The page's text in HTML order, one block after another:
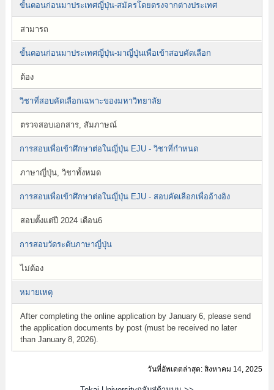
ขั้นตอนก่อนมาประเทศญี่ปุ่น-สมัครโดยตรงจากต่างประเทศ
สามารถ
ขั้นตอนก่อนมาประเทศญี่ปุ่น-มาญี่ปุ่นเพื่อเข้าสอบคัดเลือก
ต้อง
วิชาที่สอบคัดเลือกเฉพาะของมหาวิทยาลัย
ตรวจสอบเอกสาร, สัมภาษณ์
การสอบเพื่อเข้าศึกษาต่อในญี่ปุ่น EJU - วิชาที่กำหนด
ภาษาญี่ปุ่น, วิชาทั้งหมด
การสอบเพื่อเข้าศึกษาต่อในญี่ปุ่น EJU - สอบคัดเลือกเพื่ออ้างอิง
สอบตั้งแต่ปี 2024 เดือน6
การสอบวัดระดับภาษาญี่ปุ่น
ไม่ต้อง
หมายเหตุ
After completing the online application by January 6, please send
the application documents by post (must be received no later
than January 8, 2026).
วันที่อัพเดตล่าสุด: สิงหาคม 14, 2025